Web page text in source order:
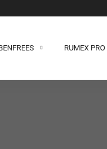
RUMEX